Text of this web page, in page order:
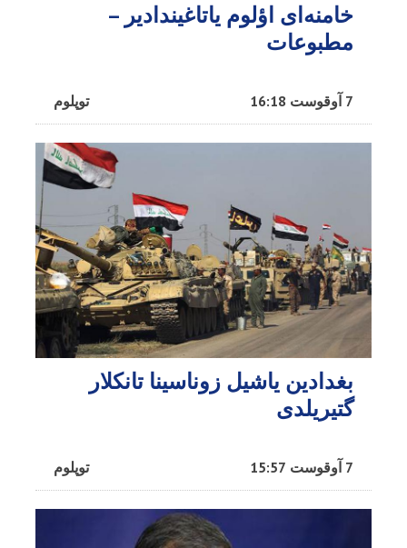
خامنه‌ای اؤلوم یاتاغیندادیر –
مطبوعات
توپلوم 7 آوقوست 16:18
بغدادین یاشیل زوناسینا تانکلار
گتیریلدی
توپلوم 7 آوقوست 15:57